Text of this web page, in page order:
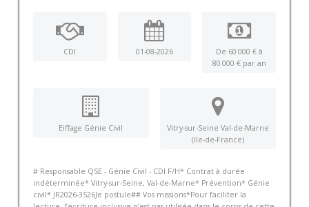
CDI 01-08-2026
De 60 000 € à
80 000 € par an
Eiffage Génie Civil
Vitry-sur-Seine Val-de-Marne
(Ile-de-France)
# Responsable QSE - Génie Civil - CDI F/H* Contrat à durée
indéterminée* Vitry-sur-Seine, Val-de-Marne* Prévention* Génie
civil* JR2026-3526Je postule## Vos missions*Pour faciliter la